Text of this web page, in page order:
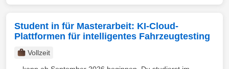
Student in für Masterarbeit: KI-Cloud-
Plattformen für intelligentes Fahrzeugtesting
Vollzeit